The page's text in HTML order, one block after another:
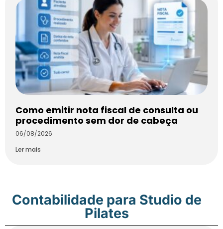
Como emitir nota fiscal de consulta ou
procedimento sem dor de cabeça
06/08/2026
Ler mais
Contabilidade para Studio de
Pilates